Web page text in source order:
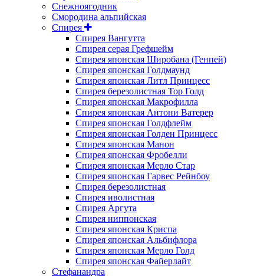
Снежноягодник
Смородина альпийская
Спирея
Спирея Вангутта
Спирея серая Грефшейм
Спирея японская Широбана (Генпей)
Спирея японская Голдмаунд
Спирея японская Литл Принцесс
Спирея березолистная Тор Голд
Спирея японская Макрофилла
Спирея японская Антони Ватерер
Спирея японская Голдфлейм
Спирея японская Голден Принцесс
Спирея японская Манон
Спирея японская Фробелли
Спирея японская Мерло Стар
Спирея японская Гарвес Рейнбоу
Спирея березолистная
Спирея иволистная
Спирея Аргута
Спирея ниппонская
Спирея японская Криспа
Спирея японская Альбифлора
Спирея японская Мерло Голд
Спирея японская Файерлайт
Стефанандра